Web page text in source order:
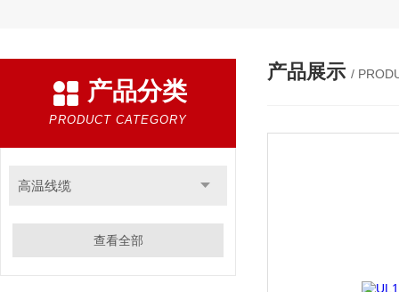
产品分类
PRODUCT CATEGORY
高温线缆
查看全部
产品展示 /